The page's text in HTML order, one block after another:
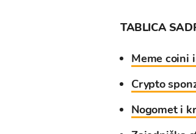
TABLICA
Meme coini
Crypto
Nogomet i